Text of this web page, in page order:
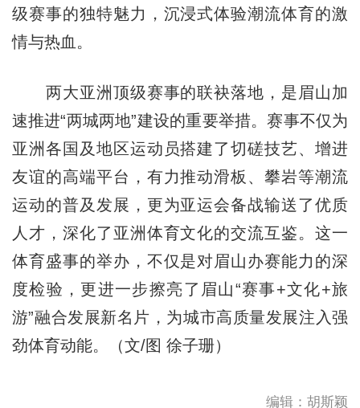
级赛事的独特魅力，沉浸式体验潮流体育的激
情与热血。
两大亚洲顶级赛事的联袂落地，是眉山加
速推进“两城两地”建设的重要举措。赛事不仅为
亚洲各国及地区运动员搭建了切磋技艺、增进
友谊的高端平台，有力推动滑板、攀岩等潮流
运动的普及发展，更为亚运会备战输送了优质
人才，深化了亚洲体育文化的交流互鉴。这一
体育盛事的举办，不仅是对眉山办赛能力的深
度检验，更进一步擦亮了眉山“赛事+文化+旅
游”融合发展新名片，为城市高质量发展注入强
劲体育动能。（文/图 徐子珊）
编辑：胡斯颖